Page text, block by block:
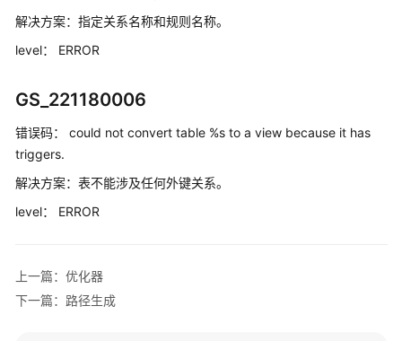
版
本)
错
误
码
(8.2.1
以
上
误
解决方案： 指定关系名称和规则名称。
level：
ERROR
GS_221180006
错误码：
could not convert table %s to a view because it has
triggers.
解决方案： 表不能涉及任何外键关系。
level：
ERROR
上一篇：优化器
下一篇：路径生成